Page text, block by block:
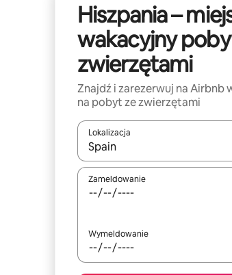
Hiszpania –
wakacyjny
zwierzętami
Znajdź i zarezerwuj na Airbnb
na pobyt ze zwierzętami
Lokalizacja
Gdy wyniki będą dostępne,
Zameldowanie
Wymeldowanie